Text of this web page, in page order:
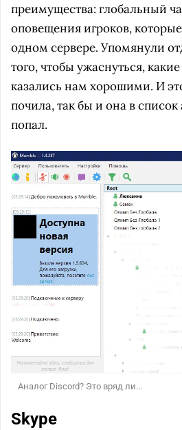
преимущества: глобальный
оповещения игроков,
одном сервере. Упомянули
того, чтобы ужаснуться,
казались нам хорошими. И
почила, так бы и она в
попал.
Аналог Discord? Это вряд ли...
Skype